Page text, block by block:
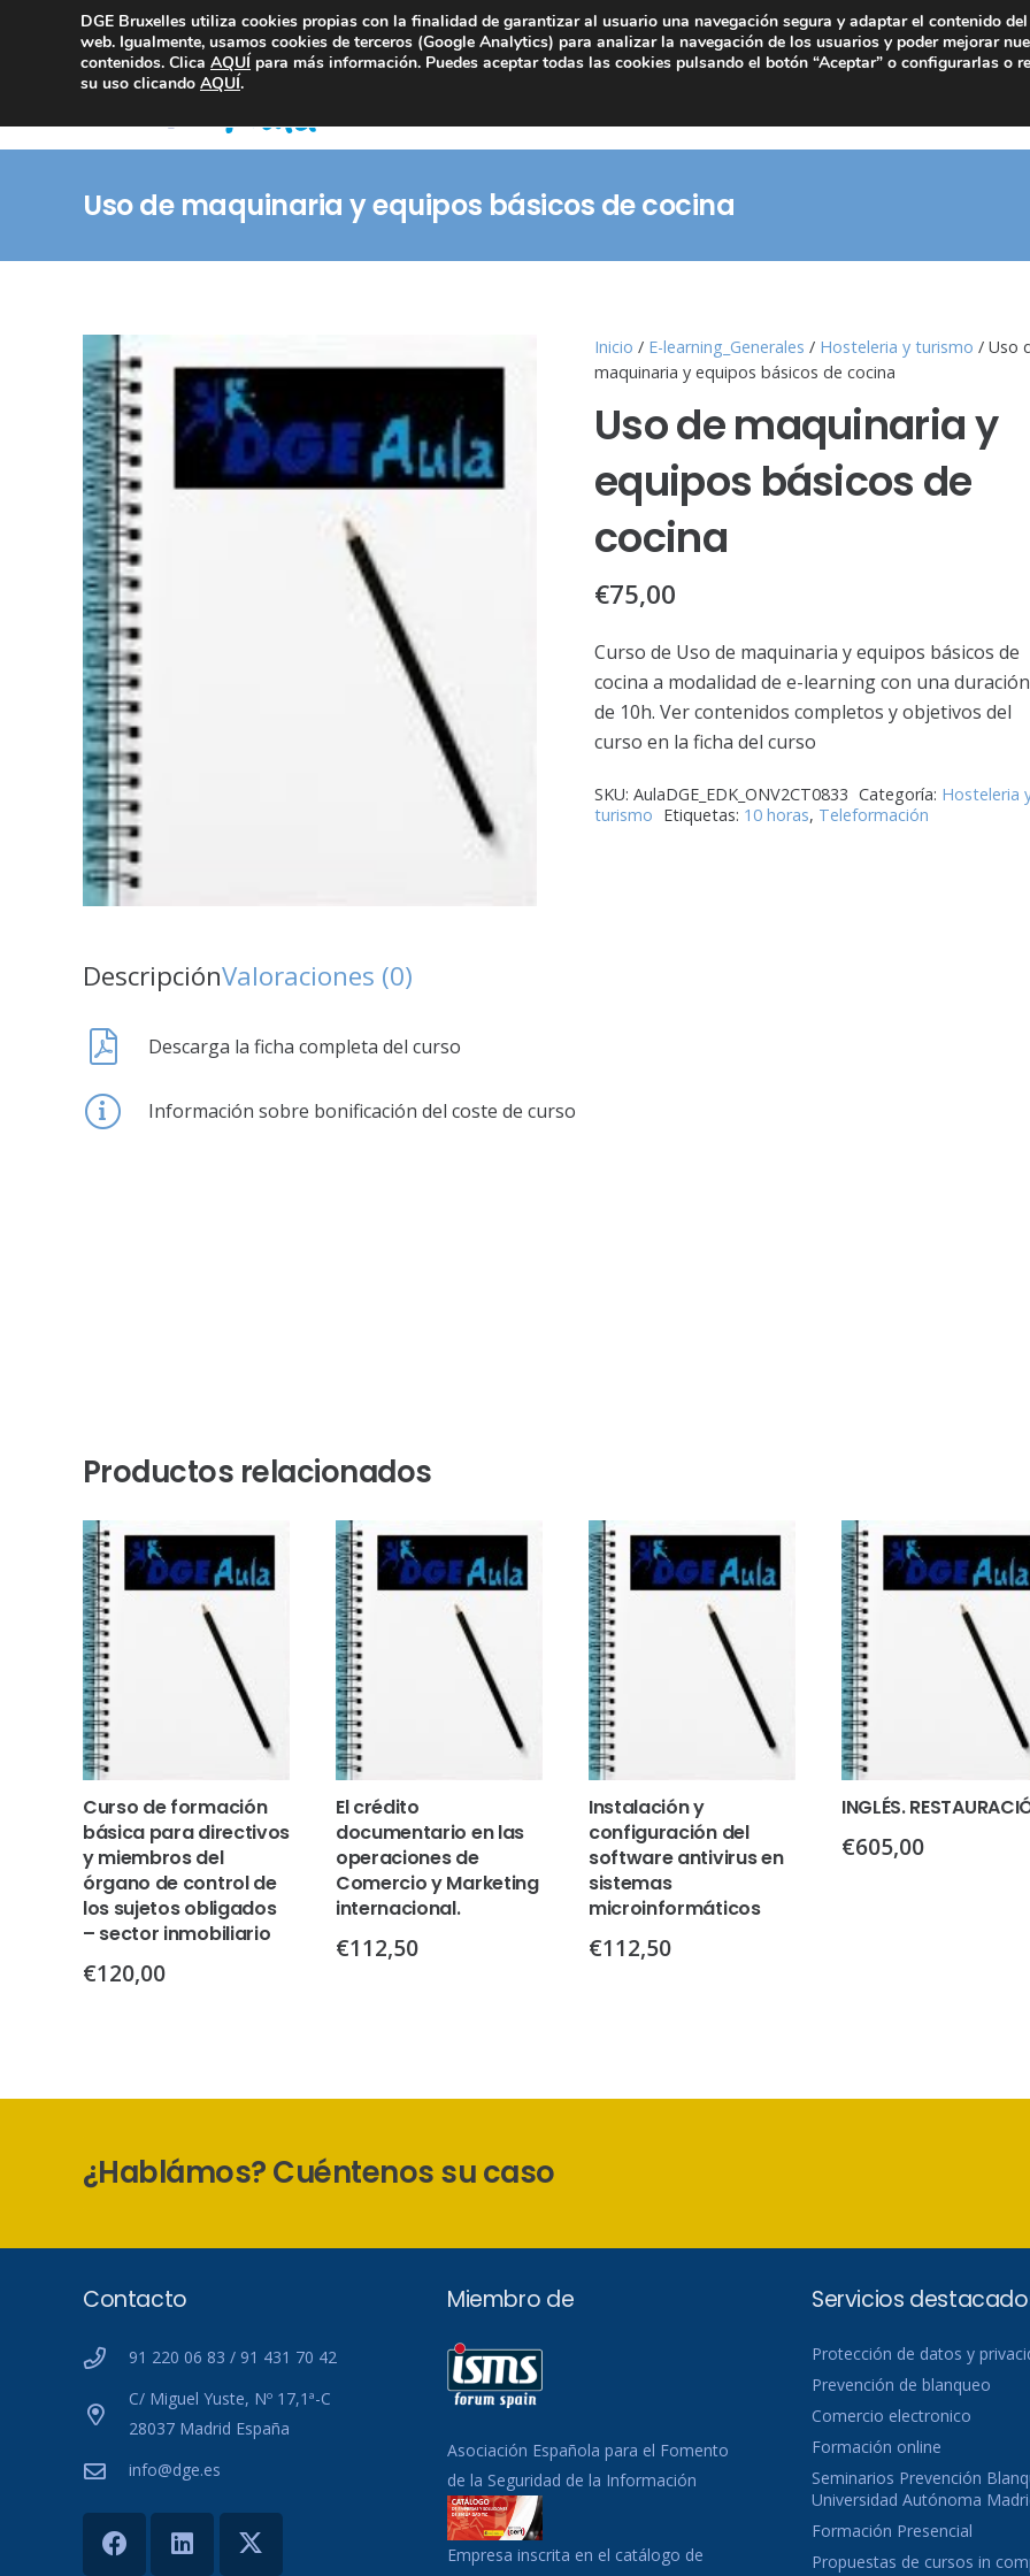
Consultoría Compliance
Uso de maquinaria y equipos básicos de cocina
Inicio / E-learning_Generales / Hosteleria y turismo / Uso
maquinaria y equipos básicos de cocina
Uso de maquinaria y
equipos básicos de
cocina
€75,00
Curso de Uso de maquinaria y equipos básicos de
cocina a modalidad de e-learning con una duración
de 10h. Ver contenidos completos y objetivos del
curso en la ficha del curso
SKU:AulaDGE_EDK_ONV2CT0833 Categoría: Hosteleria
turismo Etiquetas: 10 horas, Teleformación
DescripciónValoraciones (0)
Descarga la ficha completa del curso
Información sobre bonificación del coste de curso
Productos relacionados
Curso de formación
básica para directivos
y miembros del
órgano de control de
los sujetos obligados
– sector inmobiliario
€120,00
El crédito
documentario en las
operaciones de
Comercio y Marketing
internacional.
€112,50
Instalación y
configuración del
software antivirus en
sistemas
microinformáticos
€112,50
INGLÉS.
€605,00
¿Hablámos? Cuéntenos su caso
Contacto
91 220 06 83 / 91 431 70 42
C/ Miguel Yuste, Nº 17,1ª-C
28037 Madrid España
info@dge.es
Miembro de
Asociación Española para el Fomento
de la Seguridad de la Información
Empresa inscrita en el catálogo de
Servicios
Protección de datos y
Prevención de blanqueo
Comercio electronico
Formación online
Seminarios Prevención
Universidad Autónoma
Formación Presencial
Propuestas de cursos in
DGE Bruxelles utiliza cookies propias con la finalidad de garantizar al usuario una navegación segura y adaptar el contenido
web. Igualmente, usamos cookies de terceros (Google Analytics) para analizar la navegación de los usuarios y poder mejorar
contenidos. Clica AQUÍ para más información. Puedes aceptar todas las cookies pulsando el botón “Aceptar” o configurarlas o
su uso clicando AQUÍ.